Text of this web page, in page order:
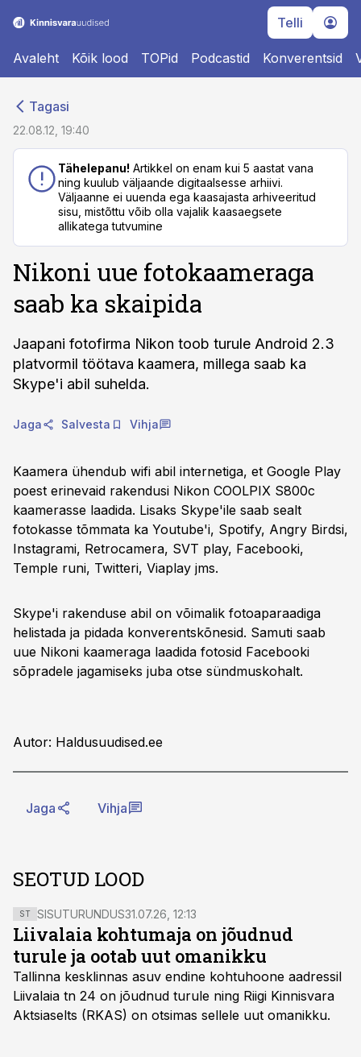
Telli
Avaleht Kõik lood TOPid Podcastid Konverentsid
Tagasi
22.08.12, 19:40
Tähelepanu! Artikkel on enam kui 5 aastat vana
ning kuulub väljaande digitaalsesse arhiivi.
Väljaanne ei uuenda ega kaasajasta arhiveeritud
sisu, mistõttu võib olla vajalik kaasaegsete
allikatega tutvumine
Nikoni uue fotokaameraga
saab ka skaipida
Jaapani fotofirma Nikon toob turule Android 2.3
platvormil töötava kaamera, millega saab ka
Skype'i abil suhelda.
Jaga Salvesta Vihja
Kaamera ühendub wifi abil internetiga, et Google Play
poest erinevaid rakendusi Nikon COOLPIX S800c
kaamerasse laadida. Lisaks Skype'ile saab sealt
fotokasse tõmmata ka Youtube'i, Spotify, Angry Birdsi,
Instagrami, Retrocamera, SVT play, Facebooki,
Temple runi, Twitteri, Viaplay jms.
Skype'i rakenduse abil on võimalik fotoaparaadiga
helistada ja pidada konverentskõnesid. Samuti saab
uue Nikoni kaameraga laadida fotosid Facebooki
sõpradele jagamiseks juba otse sündmuskohalt.
Autor: Haldusuudised.ee
Jaga Vihja
SEOTUD LOOD
ST SISUTURUNDUS31.07.26, 12:13
Liivalaia kohtumaja on jõudnud
turule ja ootab uut omanikku
Tallinna kesklinnas asuv endine kohtuhoone aadressil
Liivalaia tn 24 on jõudnud turule ning Riigi Kinnisvara
Aktsiaselts (RKAS) on otsimas sellele uut omanikku.